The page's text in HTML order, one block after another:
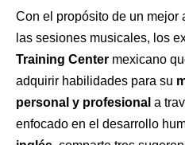
Con el propósito de un mejor
las sesiones musicales, los
Training Center mexicano
adquirir habilidades para su
personal y profesional a
enfocado en el desarrollo